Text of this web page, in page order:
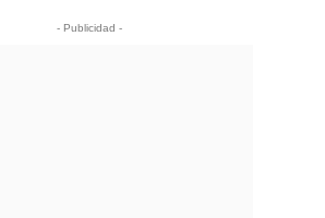
- Publicidad -